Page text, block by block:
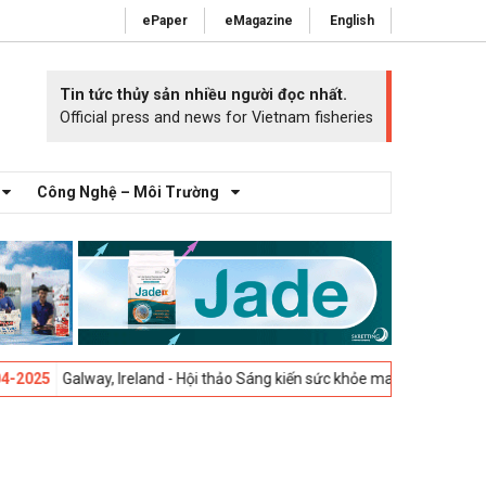
ePaper eMagazine English
Tin tức thủy sản nhiều người đọc nhất.
Official press and news for Vietnam fisheries
Công Nghệ – Môi Trường
Ireland - Hội thảo Sáng kiến sức khỏe mang cá 2025 -